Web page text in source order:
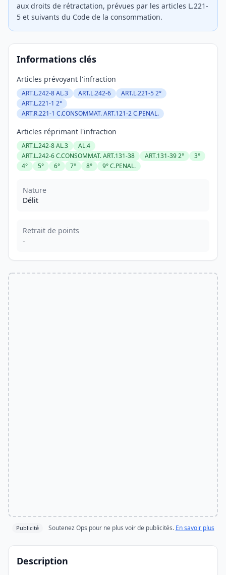
aux droits de rétractation, prévues par les articles L.221-
5 et suivants du Code de la consommation.
Informations clés
Articles prévoyant l'infraction
ART.L.242-8 AL.3 ART.L.242-6
ART.L.221-5 2°
ART.L.221-1 2°
ART.R.221-1 C.CONSOMMAT. ART.121-2 C.PENAL.
Articles réprimant l'infraction
ART.L.242-8 AL.3
AL.4
ART.L.242-6 C.CONSOMMAT. ART.131-38
ART.131-39 2°
3°
4°
5° 6° 7° 8° 9° C.PENAL.
Nature
Délit
Retrait de points
-
Publicité Soutenez Ops pour ne plus voir de publicités. En savoir plus
Description